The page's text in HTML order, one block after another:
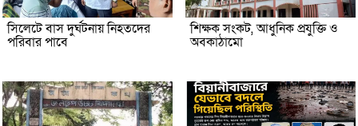
সিলেটে বাস দুর্ঘটনায় নিহতদের
পরিবার পাবে
শিক্ষক সংকট, আধুনিক প্রযুক্তি ও
অবকাঠামো